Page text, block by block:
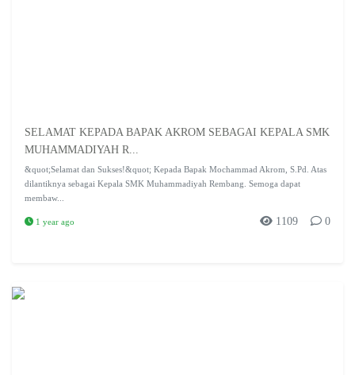
SELAMAT KEPADA BAPAK AKROM SEBAGAI KEPALA SMK
MUHAMMADIYAH R...
&quot;Selamat dan Sukses!&quot; Kepada Bapak Mochammad Akrom, S.Pd. Atas
dilantiknya sebagai Kepala SMK Muhammadiyah Rembang. Semoga dapat
membaw...
1 year ago 0
1109